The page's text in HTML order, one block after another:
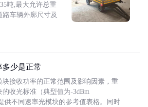
吨,最大允许总重
路车辆外廓尺寸及
少是正常
块接收功率的正常范围及影响因素，重
的收光标准（典型值为-3dBm
供不同速率光模块的参考值表格。同时